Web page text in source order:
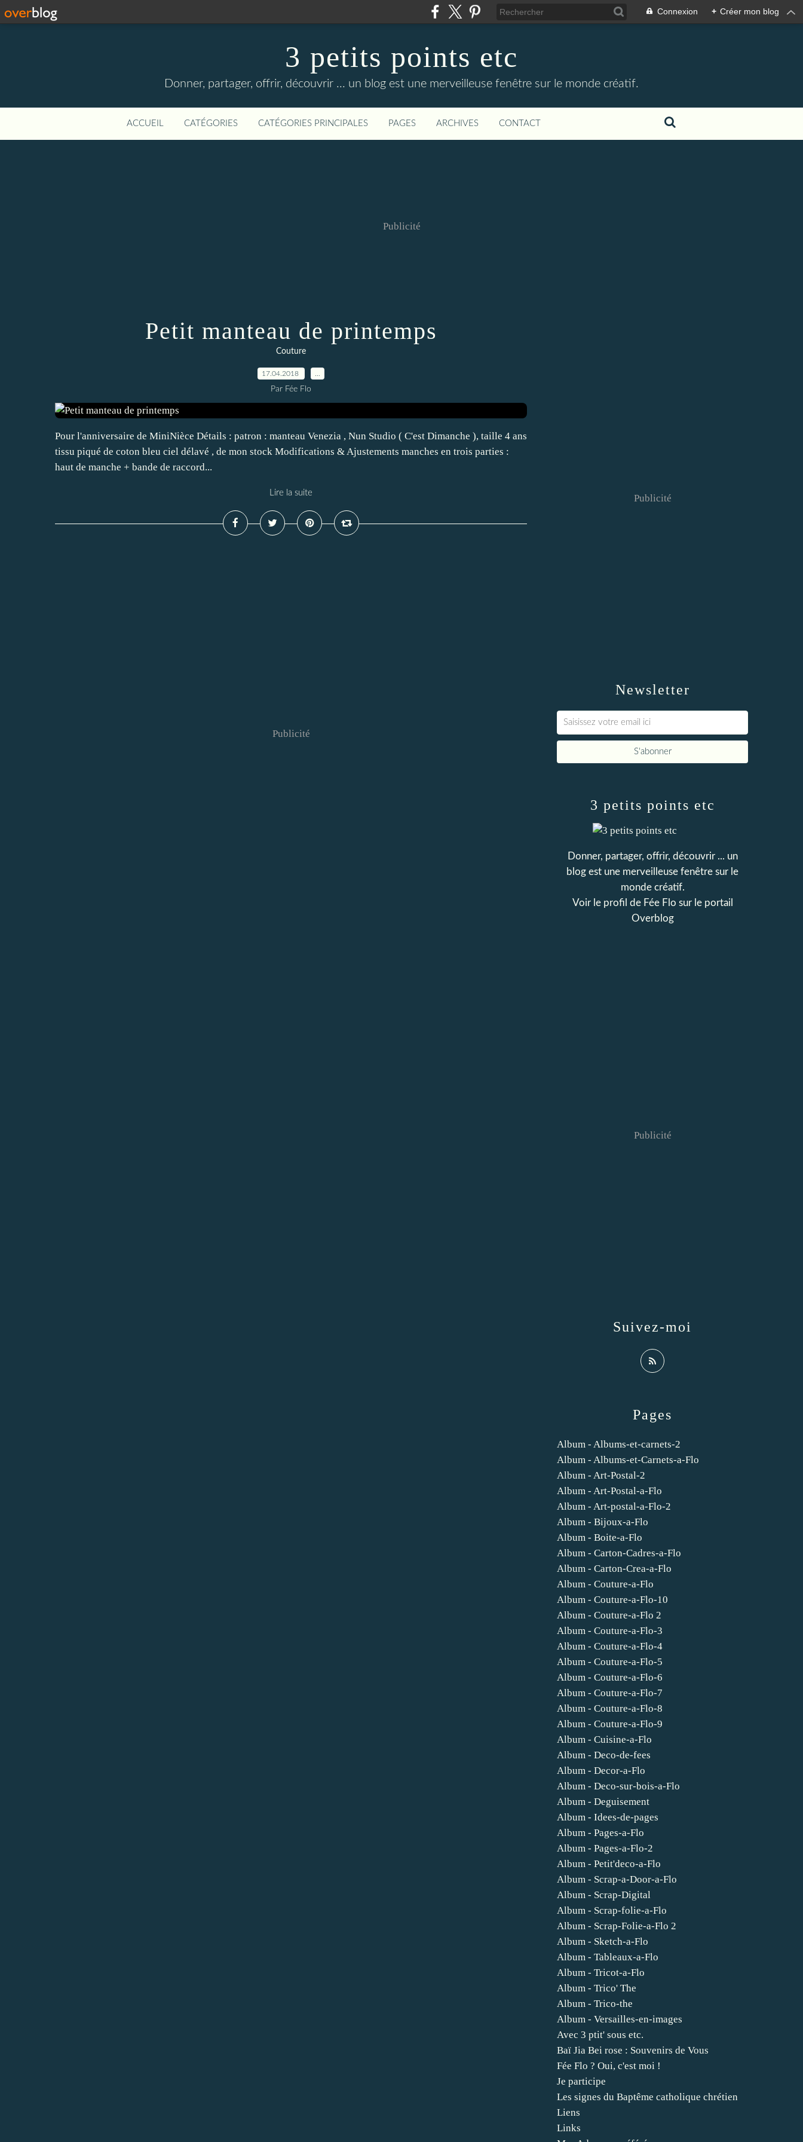
Connexion + Créer mon blog
3 petits points etc
Donner, partager, offrir, découvrir ... un blog est une merveilleuse fenêtre sur le monde créatif.
ACCUEIL CATÉGORIES CATÉGORIES PRINCIPALES PAGES ARCHIVES CONTACT
Publicité
Petit manteau de printemps
Couture
17.04.2018
Par Fée Flo
Pour l'anniversaire de MiniNièce Détails : patron : manteau Venezia , Nun Studio ( C'est Dimanche ), taille 4 ans
tissu piqué de coton bleu ciel délavé , de mon stock Modifications & Ajustements manches en trois parties :
haut de manche + bande de raccord...
Lire la suite
Publicité
Newsletter
Publicité
Pages
Album - Albums-et-carnets-2
Album - Albums-et-Carnets-a-Flo
Album - Art-Postal-2
Album - Art-Postal-a-Flo
Album - Art-postal-a-Flo-2
Album - Bijoux-a-Flo
Album - Boite-a-Flo
Album - Carton-Cadres-a-Flo
Album - Carton-Crea-a-Flo
Album - Couture-a-Flo
Album - Couture-a-Flo-10
Album - Couture-a-Flo 2
Album - Couture-a-Flo-3
Album - Couture-a-Flo-4
Album - Couture-a-Flo-5
Album - Couture-a-Flo-6
Album - Couture-a-Flo-7
Album - Couture-a-Flo-8
Album - Couture-a-Flo-9
Album - Cuisine-a-Flo
Album - Deco-de-fees
Album - Decor-a-Flo
Album - Deco-sur-bois-a-Flo
Album - Deguisement
Album - Idees-de-pages
Album - Pages-a-Flo
Album - Pages-a-Flo-2
Album - Petit'deco-a-Flo
Album - Scrap-a-Door-a-Flo
Album - Scrap-Digital
Album - Scrap-folie-a-Flo
Album - Scrap-Folie-a-Flo 2
Album - Sketch-a-Flo
Album - Tableaux-a-Flo
Album - Tricot-a-Flo
Album - Trico' The
Album - Trico-the
Album - Versailles-en-images
Avec 3 ptit' sous etc.
Baï Jia Bei rose : Souvenirs de Vous
Fée Flo ? Oui, c'est moi !
Je participe
Les signes du Baptême catholique chrétien
Liens
Links
3 petits points etc
Donner, partager, offrir, découvrir ... un
blog est une merveilleuse fenêtre sur le
monde créatif.
Voir le profil de Fée Flo sur le portail
Overblog
Suivez-moi
Publicité